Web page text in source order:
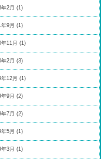
年2月 (1)
年9月 (1)
年11月 (1)
年2月 (3)
年12月 (1)
年9月 (2)
年7月 (2)
年5月 (1)
年3月 (1)